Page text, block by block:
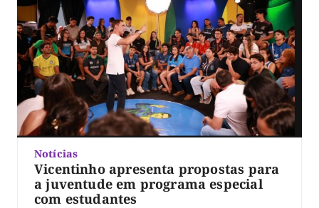
Notícias
Vicentinho apresenta propostas para
a juventude em programa especial
com estudantes